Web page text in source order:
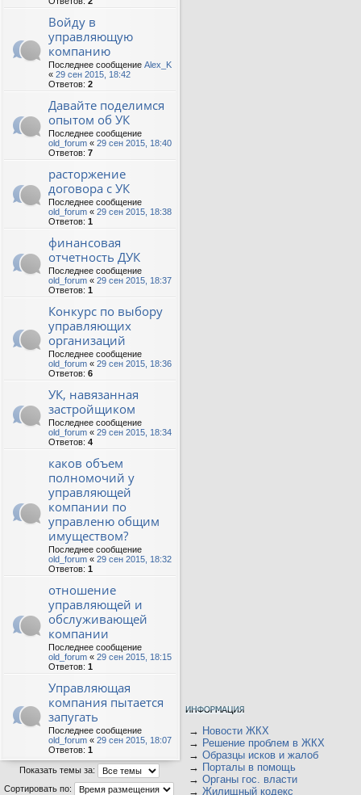
Войду в
управляющую
компанию
Последнее сообщение Alex_K
« 29 сен 2015, 18:42
Ответов: 2
Давайте поделимся
опытом об УК
Последнее сообщение
old_forum « 29 сен 2015, 18:40
Ответов: 7
расторжение
договора с УК
Последнее сообщение
old_forum « 29 сен 2015, 18:38
Ответов: 1
финансовая
отчетность ДУК
Последнее сообщение
old_forum « 29 сен 2015, 18:37
Ответов: 1
Конкурс по выбору
управляющих
организаций
Последнее сообщение
old_forum « 29 сен 2015, 18:36
Ответов: 6
УК, навязанная
застройщиком
Последнее сообщение
old_forum « 29 сен 2015, 18:34
Ответов: 4
каков объем
полномочий у
управляющей
компании по
управленю общим
имуществом?
Последнее сообщение
old_forum « 29 сен 2015, 18:32
Ответов: 1
отношение
управляющей и
обслуживающей
компании
Последнее сообщение
old_forum « 29 сен 2015, 18:15
Ответов: 1
Управляющая
компания пытается
запугать
Последнее сообщение
old_forum « 29 сен 2015, 18:07
Ответов: 1
Показать темы за:
Сортировать по:
→ Новости ЖКХ
→ Решение проблем в ЖКХ
→ Образцы исков и жалоб
→ Порталы в помощь
→ Органы гос. власти
→ Жилищный кодекс